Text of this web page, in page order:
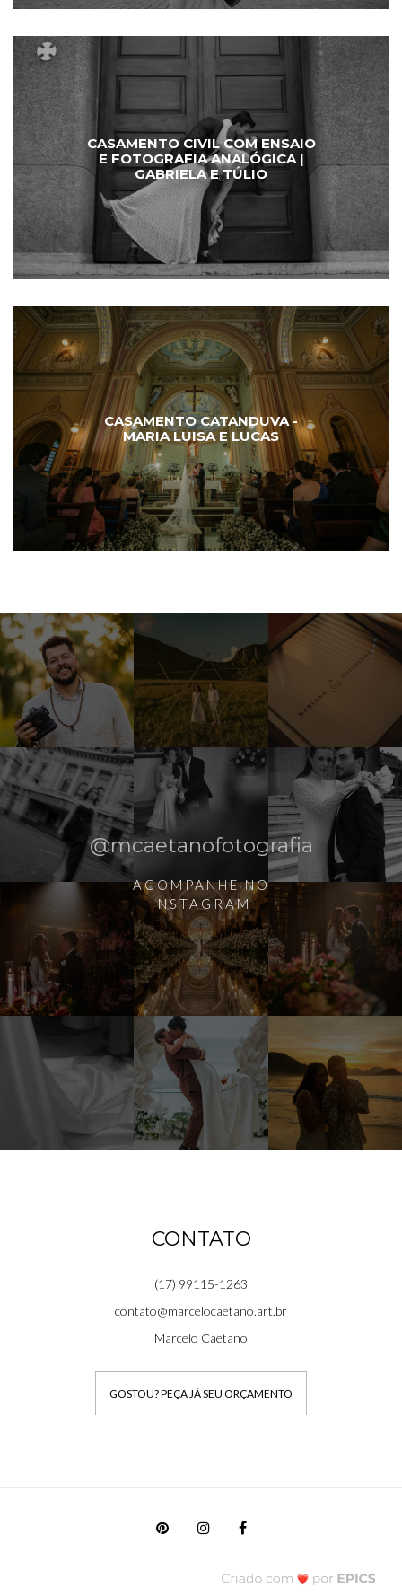
CASAMENTO CIVIL COM ENSAIO
E FOTOGRAFIA ANALÓGICA |
GABRIELA E TÚLIO
CASAMENTO CATANDUVA -
MARIA LUISA E LUCAS
@mcaetanofotografia
ACOMPANHE NO
INSTAGRAM
CONTATO
(17) 99115-1263
contato@marcelocaetano.art.br
Marcelo Caetano
GOSTOU? PEÇA JÁ SEU ORÇAMENTO